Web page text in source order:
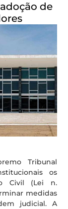
de
Tribunal
os
Civil (Lei n.
medidas
judicial. A